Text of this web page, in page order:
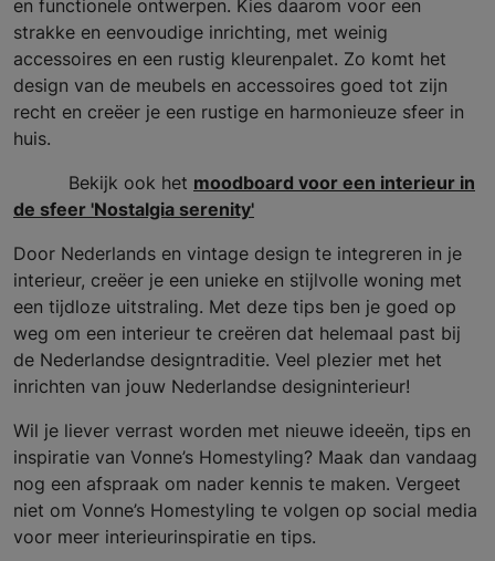
en functionele ontwerpen. Kies daarom voor een
strakke en eenvoudige inrichting, met weinig
accessoires en een rustig kleurenpalet. Zo komt het
design van de meubels en accessoires goed tot zijn
recht en creëer je een rustige en harmonieuze sfeer in
huis.
Bekijk ook het moodboard voor een interieur in
de sfeer 'Nostalgia serenity'
Door Nederlands en vintage design te integreren in je
interieur, creëer je een unieke en stijlvolle woning met
een tijdloze uitstraling. Met deze tips ben je goed op
weg om een interieur te creëren dat helemaal past bij
de Nederlandse designtraditie. Veel plezier met het
inrichten van jouw Nederlandse designinterieur!
Wil je liever verrast worden met nieuwe ideeën, tips en
inspiratie van Vonne’s Homestyling? Maak dan vandaag
nog een afspraak om nader kennis te maken. Vergeet
niet om Vonne’s Homestyling te volgen op social media
voor meer interieurinspiratie en tips.